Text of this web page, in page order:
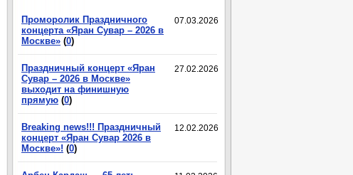
07.03.2026
Проморолик Праздничного
концерта «Яран Сувар – 2026 в
Москве» (0)
27.02.2026
Праздничный концерт «Яран
Сувар – 2026 в Москве»
выходит на финишную
прямую (0)
12.02.2026
Breaking news!!! Праздничный
концерт «Яран Сувар 2026 в
Москве»! (0)